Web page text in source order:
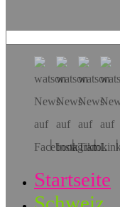
Startseite